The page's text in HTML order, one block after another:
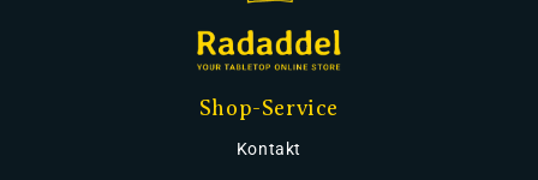
Shop-Service
Kontakt